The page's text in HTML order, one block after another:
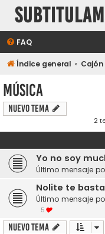
FAQ
Índice general
Música
Nuevo Tema
2
Yo no soy
Último mensaje
Nolite te
Último mensaje
5
Nuevo Tema